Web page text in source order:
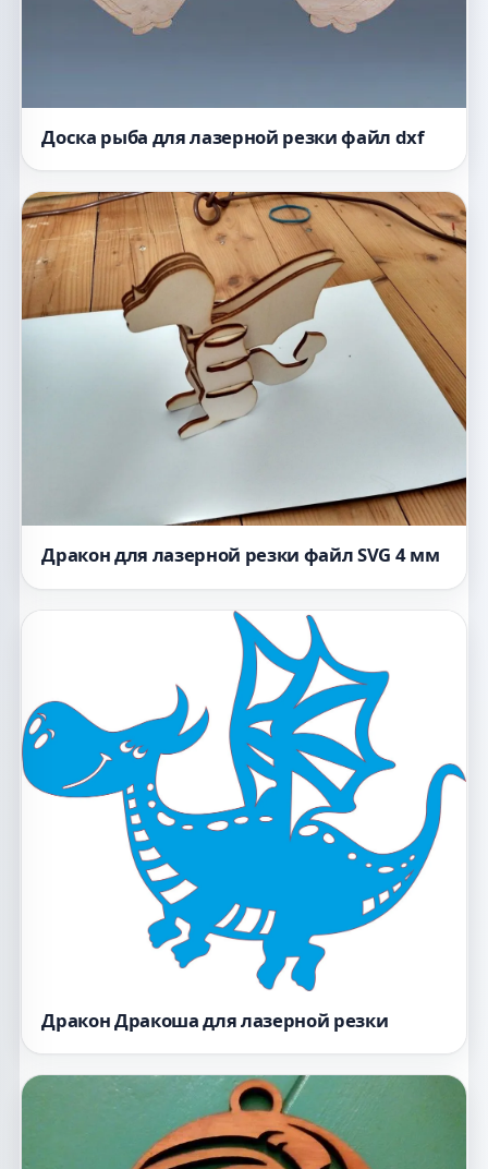
Доска рыба для лазерной резки файл dxf
Дракон для лазерной резки файл SVG 4 мм
Дракон Дракоша для лазерной резки